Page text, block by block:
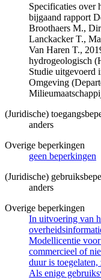
Specificaties over
bijgaand rapport
Broothaers M.,
Lanckacker T.,
Van Haren T.,
hydrogeologisch
Studie uitgevoerd
Omgeving
(Juridische)
anders
Overige beperkingen
geen beperkingen
(Juridische)
anders
Overige beperkingen
In uitvoering van
Modellicentie
commercieel of
duur is
Als enige